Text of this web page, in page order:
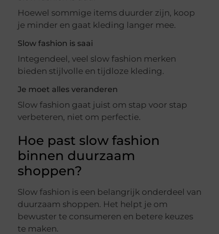
Hoewel sommige items duurder zijn, koop
je minder en gaat kleding langer mee.
Slow fashion is saai
Integendeel, veel slow fashion merken
bieden stijlvolle en tijdloze kleding.
Je moet alles veranderen
Slow fashion gaat juist om stap voor stap
verbeteren, niet om perfectie.
Hoe past slow fashion
binnen duurzaam
shoppen?
Slow fashion is een belangrijk onderdeel van
duurzaam shoppen. Het helpt je om
bewuster te consumeren en betere keuzes
te maken.